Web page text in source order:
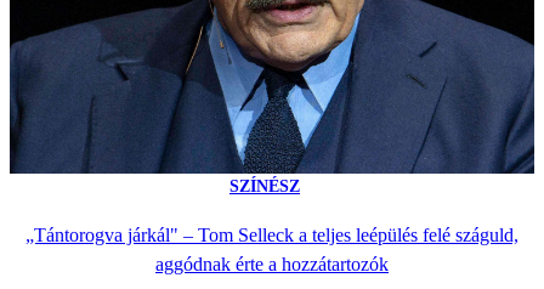
SZÍNÉSZ
„Tántorogva járkál" – Tom Selleck a teljes leépülés felé száguld,
aggódnak érte a hozzátartozók